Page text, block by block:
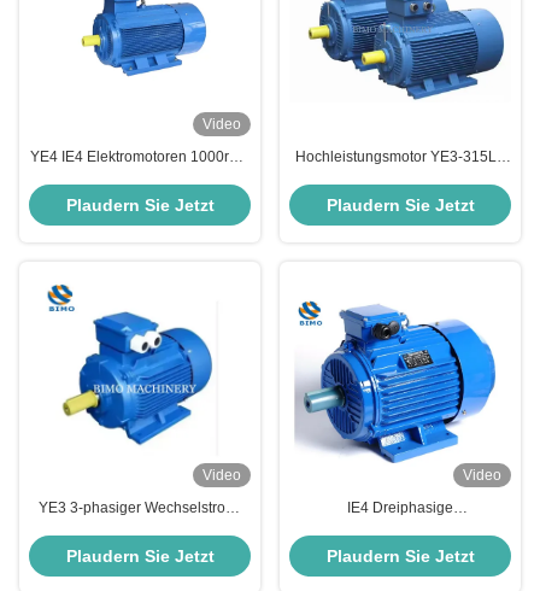
Video
YE4 IE4 Elektromotoren 1000rpm
Wechselstrom-Induktionsmotoren
Plaudern Sie Jetzt
Hochleistungsmotor YE3-315L2
asynchroner Wechselstrommotor
220V 380V
Plaudern Sie Jetzt
Video
YE3 3-phasiger Wechselstrom-
PS 30 PS 40 PS 50 PS
Elektromotor
Plaudern Sie Jetzt
Video
IE4 Dreiphasige
Induktionselektromotor 7,5 kW 10
PS 380V 50 Hz
Plaudern Sie Jetzt